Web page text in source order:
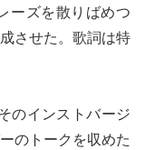
ーズを散りばめつ
させた。歌詞は特
のインストバージ
のトークを収めた